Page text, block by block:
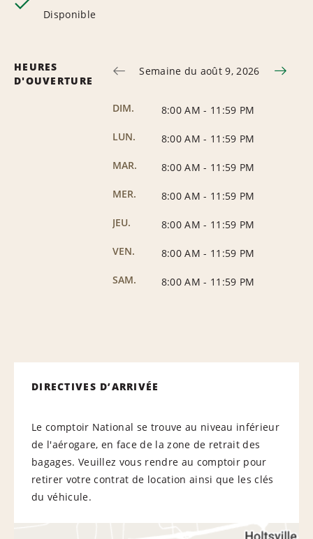
Disponible
HEURES
D'OUVERTURE
Semaine du août 9, 2026
DIM. 8:00 AM - 11:59 PM
LUN.
8:00 AM - 11:59 PM
MAR.
8:00 AM - 11:59 PM
MER.
8:00 AM - 11:59 PM
JEU.
8:00 AM - 11:59 PM
VEN.
8:00 AM - 11:59 PM
SAM.
8:00 AM - 11:59 PM
DIRECTIVES D’ARRIVÉE
Le comptoir National se trouve au niveau inférieur
de l'aérogare, en face de la zone de retrait des
bagages. Veuillez vous rendre au comptoir pour
retirer votre contrat de location ainsi que les clés
du véhicule.